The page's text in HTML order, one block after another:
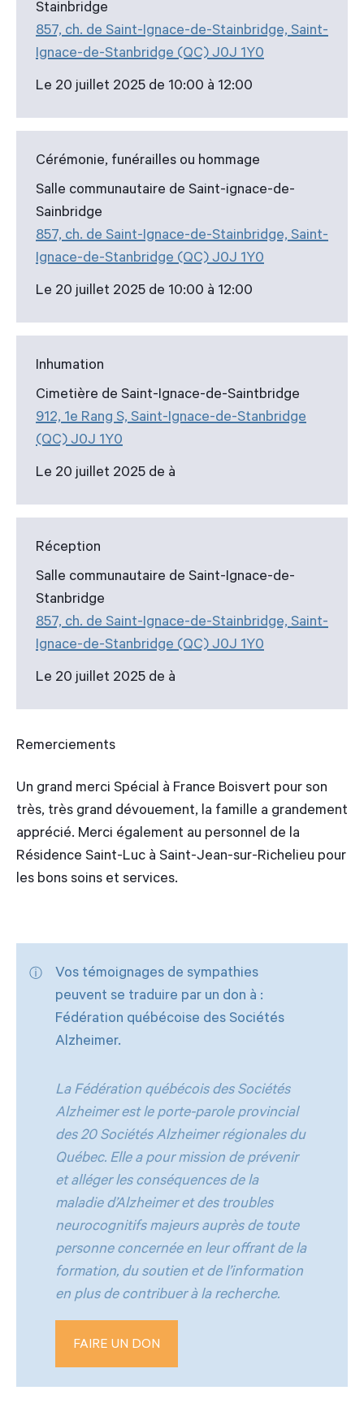
Stainbridge
857, ch. de Saint-Ignace-de-Stainbridge, Saint-
Ignace-de-Stanbridge (QC) J0J 1Y0
Le 20 juillet 2025 de 10:00 à 12:00
Cérémonie, funérailles ou hommage
Salle communautaire de Saint-ignace-de-
Sainbridge
857, ch. de Saint-Ignace-de-Stainbridge, Saint-
Ignace-de-Stanbridge (QC) J0J 1Y0
Le 20 juillet 2025 de 10:00 à 12:00
Inhumation
Cimetière de Saint-Ignace-de-Saintbridge
912, 1e Rang S, Saint-Ignace-de-Stanbridge
(QC) J0J 1Y0
Le 20 juillet 2025 de à
Réception
Salle communautaire de Saint-Ignace-de-
Stanbridge
857, ch. de Saint-Ignace-de-Stainbridge, Saint-
Ignace-de-Stanbridge (QC) J0J 1Y0
Le 20 juillet 2025 de à
Remerciements
Un grand merci Spécial à France Boisvert pour son
très, très grand dévouement, la famille a grandement
apprécié. Merci également au personnel de la
Résidence Saint-Luc à Saint-Jean-sur-Richelieu pour
les bons soins et services.
Vos témoignages de sympathies
peuvent se traduire par un don à :
Fédération québécoise des Sociétés
Alzheimer.
La Fédération québécois des Sociétés
Alzheimer est le porte-parole provincial
des 20 Sociétés Alzheimer régionales du
Québec. Elle a pour mission de prévenir
et alléger les conséquences de la
maladie d’Alzheimer et des troubles
neurocognitifs majeurs auprès de toute
personne concernée en leur offrant de la
formation, du soutien et de l’information
en plus de contribuer à la recherche.
FAIRE UN DON